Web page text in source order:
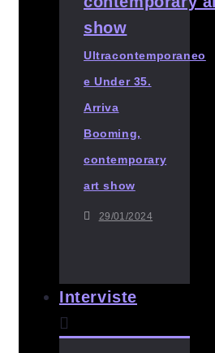
Ultracontemporaneo
e Under 35.
Arriva
Booming,
contemporary
art show
29/01/2024
Interviste